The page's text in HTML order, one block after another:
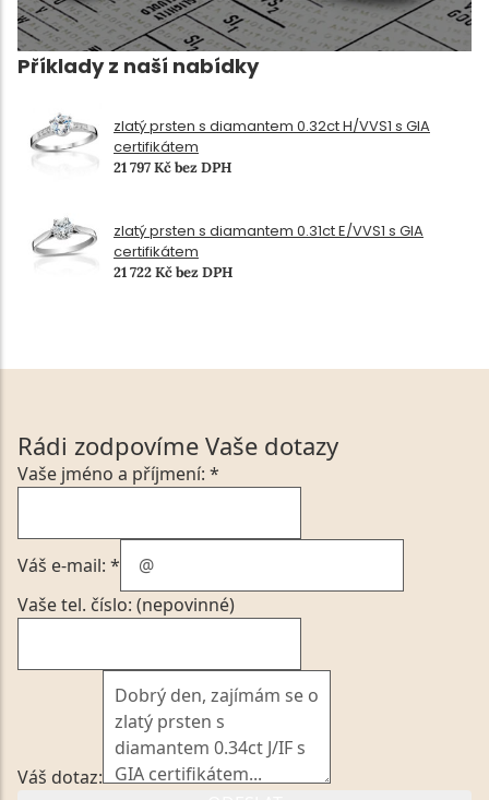
Příklady z naší nabídky
zlatý prsten s diamantem 0.32ct H/VVS1 s GIA
certifikátem
21 797 Kč bez DPH
zlatý prsten s diamantem 0.31ct E/VVS1 s GIA
certifikátem
21 722 Kč bez DPH
Rádi zodpovíme Vaše dotazy
Vaše jméno a příjmení: *
Váš e-mail: *
Vaše tel. číslo: (nepovinné)
Váš dotaz: